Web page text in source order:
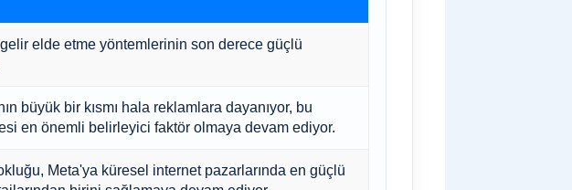
elde etme yöntemlerinin son derece güçlü
büyük bir kısmı hala reklamlara dayanıyor, bu
en önemli belirleyici faktör olmaya devam ediyor.
Meta'ya küresel internet pazarlarında en güçlü